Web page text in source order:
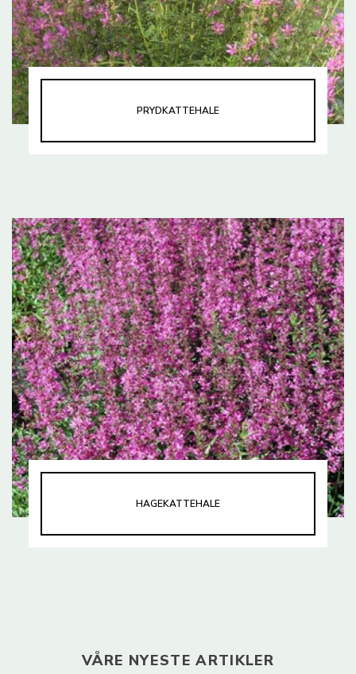
PRYDKATTEHALE
HAGEKATTEHALE
VÅRE NYESTE ARTIKLER